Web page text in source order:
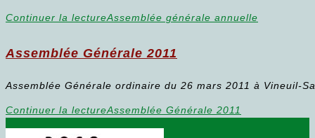
Continuer la lectureAssemblée générale annuelle
Assemblée Générale 2011
Assemblée Générale ordinaire du 26 mars 2011 à Vineuil-
Continuer la lectureAssemblée Générale 2011